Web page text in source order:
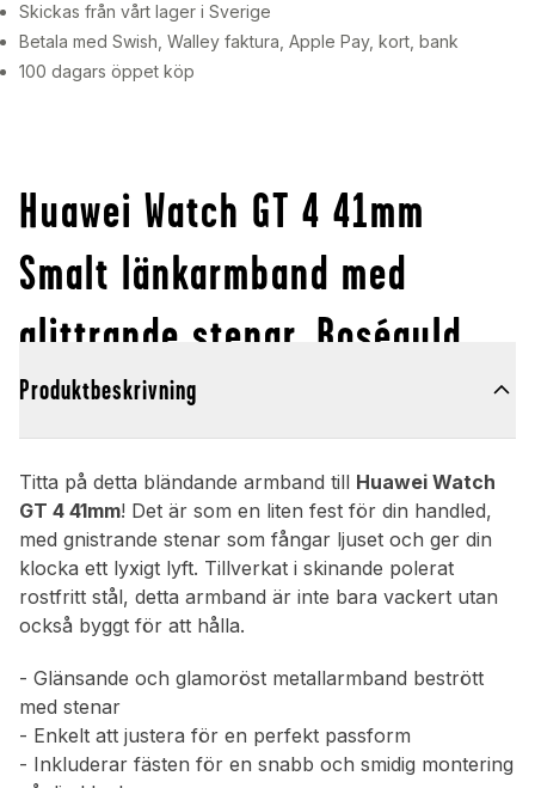
Skickas från vårt lager i Sverige
Betala med Swish, Walley faktura, Apple Pay, kort, bank
100 dagars öppet köp
Huawei Watch GT 4 41mm
Smalt länkarmband med
glittrande stenar, Roséguld
Produktbeskrivning
Titta på detta bländande armband till Huawei Watch
GT 4 41mm! Det är som en liten fest för din handled,
med gnistrande stenar som fångar ljuset och ger din
klocka ett lyxigt lyft. Tillverkat i skinande polerat
rostfritt stål, detta armband är inte bara vackert utan
också byggt för att hålla.
- Glänsande och glamoröst metallarmband bestrött
med stenar
- Enkelt att justera för en perfekt passform
- Inkluderar fästen för en snabb och smidig montering